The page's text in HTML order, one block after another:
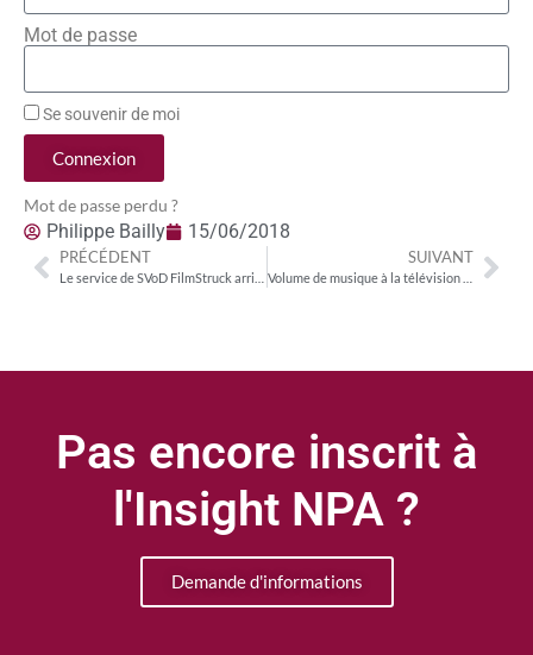
Mot de passe
Se souvenir de moi
Connexion
Mot de passe perdu ?
Philippe Bailly 15/06/2018
PRÉCÉDENT SUIVANT
Pas encore inscrit à
l'Insight NPA ?
Demande d'informations